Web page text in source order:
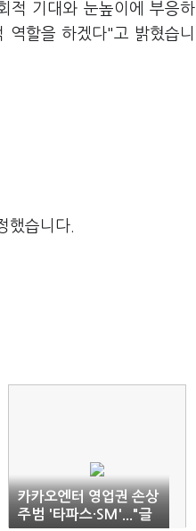
적 기대와 눈높이에 부응하
역할을 하겠다"고 밝혔습니
했습니다.
카카오엔터 영업권 손상
주범 '타파스·SM'..."글